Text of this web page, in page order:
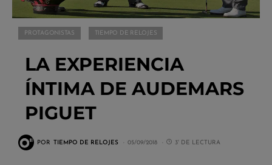
PROTAGONISTAS TIEMPO DE RELOJES
LA EXPERIENCIA
ÍNTIMA DE AUDEMARS
PIGUET
POR TIEMPO DE RELOJES 05/09/2018 3' DE LECTURA